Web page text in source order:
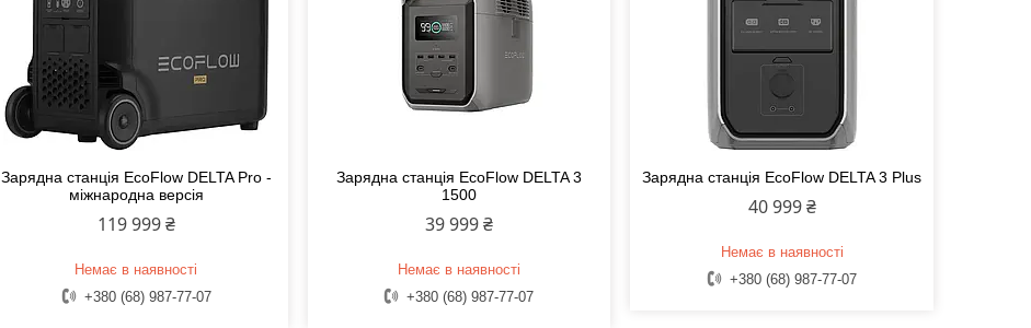
Зарядна станція EcoFlow DELTA Pro -
міжнародна версія
119 999 ₴
Немає в наявності
+380 (68) 987-77-07
Зарядна станція EcoFlow DELTA 3
1500
39 999 ₴
Немає в наявності
+380 (68) 987-77-07
Зарядна станція EcoFlow DELTA 3 Plus
40 999 ₴
Немає в наявності
+380 (68) 987-77-07